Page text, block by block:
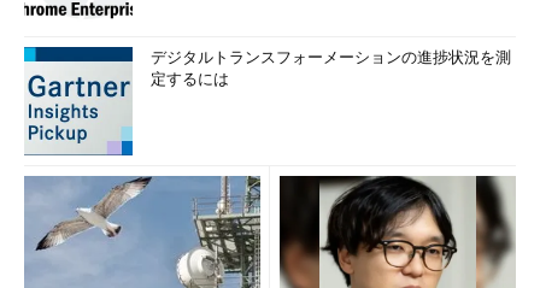
デジタルトランスフォーメーションの進捗状況を測
定するには